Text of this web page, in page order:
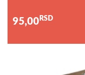
95,00 RSD